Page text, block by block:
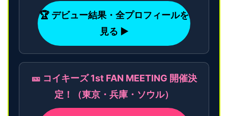
🏆 デビュー結果・全プロフィールを
見る ▶
🎫 コイキーズ 1st FAN MEETING 開催決
定！（東京・兵庫・ソウル）